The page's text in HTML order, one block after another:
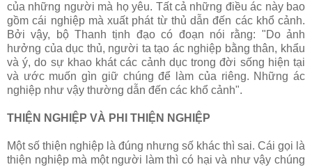
của những người mà họ yêu. Tất cả những điều ác này bao
gồm cái nghiệp mà xuất phát từ thủ dẫn đến các khổ cảnh.
Bởi vậy, bộ Thanh tịnh đạo có đoạn nói rằng: "Do ảnh
hưởng của dục thủ, người ta tạo ác nghiệp bằng thân, khẩu
và ý, do sự khao khát các cảnh dục trong đời sống hiện tại
và ước muốn gìn giữ chúng để làm của riêng. Những ác
nghiệp như vậy thường dẫn đến các khổ cảnh".
THIỆN NGHIỆP VÀ PHI THIỆN NGHIỆP
Một số thiện nghiệp là đúng nhưng số khác thì sai. Cái gọi là
thiện nghiệp mà một người làm thì có hại và như vậy chúng